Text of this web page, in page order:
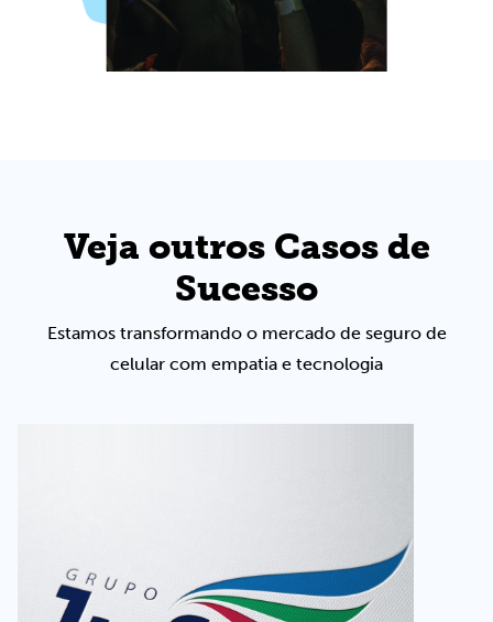
Veja outros Casos de
Sucesso
Estamos transformando o mercado de seguro de
celular com empatia e tecnologia